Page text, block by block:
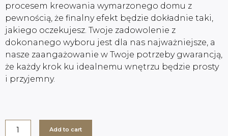
procesem kreowania wymarzonego domu z
pewnością, że finalny efekt będzie dokładnie taki,
jakiego oczekujesz. Twoje zadowolenie z
dokonanego wyboru jest dla nas najważniejsze, a
nasze zaangażowanie w Twoje potrzeby gwarancją,
że każdy krok ku idealnemu wnętrzu będzie prosty
i przyjemny.
Add to cart